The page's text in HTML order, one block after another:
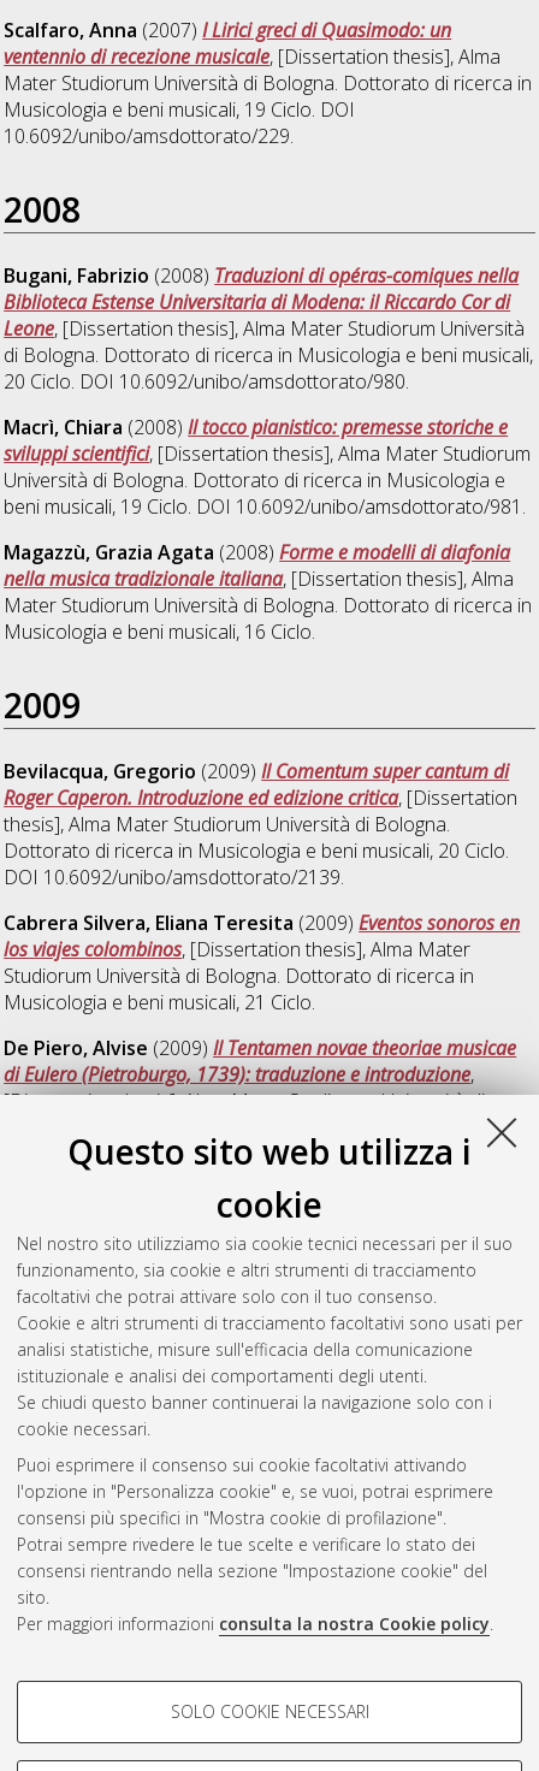
Questo sito web utilizza i
cookie
Nel nostro sito utilizziamo sia cookie tecnici necessari per il suo
funzionamento, sia cookie e altri strumenti di tracciamento
facoltativi che potrai attivare solo con il tuo consenso.
Cookie e altri strumenti di tracciamento facoltativi sono usati per
analisi statistiche, misure sull'efficacia della comunicazione
istituzionale e analisi dei comportamenti degli utenti.
Se chiudi questo banner continuerai la navigazione solo con i
cookie necessari.
Puoi esprimere il consenso sui cookie facoltativi attivando
l'opzione in "Personalizza cookie" e, se vuoi, potrai esprimere
consensi più specifici in "Mostra cookie di profilazione".
Potrai sempre rivedere le tue scelte e verificare lo stato dei
consensi rientrando nella sezione "Impostazione cookie" del
sito.
Per maggiori informazioni consulta la nostra Cookie policy.
COOKIE DI PROFILAZIONE -
Si tratta di cookie utilizzati per analizzare le caratteristiche della
SOLO COOKIE NECESSARI
Scalfaro, Anna (2007)I Lirici greci di Quasimodo: un
ventennio di recezione musicale, [Dissertation thesis], Alma
Mater Studiorum Università di Bologna. Dottorato di ricerca in
Musicologia e beni musicali, 19 Ciclo. DOI
10.6092/unibo/amsdottorato/229.
2008
Bugani, Fabrizio (2008) Traduzioni di opéras-comiques nella
Biblioteca Estense Universitaria di Modena: il Riccardo Cor di
Leone, [Dissertation thesis], Alma Mater Studiorum Università
di Bologna. Dottorato di ricerca in Musicologia e beni musicali,
20 Ciclo. DOI 10.6092/unibo/amsdottorato/980.
Macrì, Chiara (2008)Il tocco pianistico: premesse storiche e
sviluppi scientifici, [Dissertation thesis], Alma Mater Studiorum
Università di Bologna. Dottorato di ricerca in Musicologia e
beni musicali, 19 Ciclo. DOI 10.6092/unibo/amsdottorato/981.
Magazzù, Grazia Agata (2008)Forme e modelli di diafonia
nella musica tradizionale italiana, [Dissertation thesis], Alma
Mater Studiorum Università di Bologna. Dottorato di ricerca in
Musicologia e beni musicali, 16 Ciclo.
2009
Bevilacqua, Gregorio (2009)Il Comentum super cantum di
Roger Caperon. Introduzione ed edizione critica, [Dissertation
thesis], Alma Mater Studiorum Università di Bologna.
Dottorato di ricerca in Musicologia e beni musicali, 20 Ciclo.
DOI 10.6092/unibo/amsdottorato/2139.
Cabrera Silvera, Eliana Teresita (2009)Eventos sonoros en
los viajes colombinos, [Dissertation thesis], Alma Mater
Studiorum Università di Bologna. Dottorato di ricerca in
Musicologia e beni musicali, 21 Ciclo.
De Piero, Alvise (2009)Il Tentamen novae theoriae musicae
di Eulero (Pietroburgo, 1739): traduzione e introduzione,
[Dissertation thesis], Alma Mater Studiorum Università di
Musicologia e beni musicali,
21 Ciclo.
Musica come Scienza dell'uomo. I caratteri
del sapere musicale nel Settecento britannico
thesis], Alma Mater Studiorum Università di Bologna.
Dottorato di ricerca inMusicologia e beni musicali, 21 Ciclo.
DOI 10.6092/unibo/amsdottorato/1335.
Questa lista e' stata generata ilFri Aug 7 20:49:01 2026 CEST
Atom
Rss 1.0
Rss 2.0
ISSN: 2038-7946
Impostazioni Cookie
Informativa sulla privacy
Condizioni d’uso del sito